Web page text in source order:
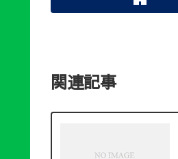
関連記事